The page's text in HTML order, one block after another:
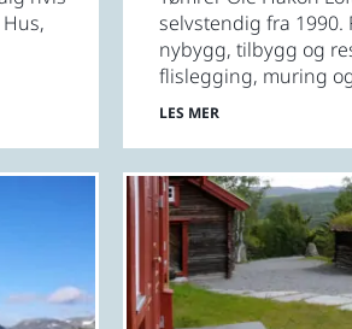
selvstendig fra
nybygg, tilbygg og
flislegging, muring
LES MER